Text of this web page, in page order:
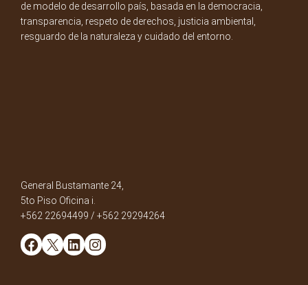
de modelo de desarrollo país, basada en la democracia,
transparencia, respeto de derechos, justicia ambiental,
resguardo de la naturaleza y cuidado del entorno.
General Bustamante 24,
5to Piso Oficina i.
+562 22694499 / +562 29294264